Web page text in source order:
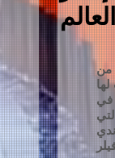
العالم
من
في
القراء 2020 التي